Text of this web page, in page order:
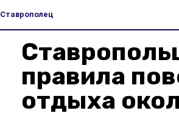
Ставрополец
правила
отдыха